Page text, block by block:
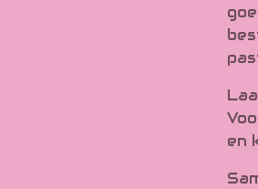
en